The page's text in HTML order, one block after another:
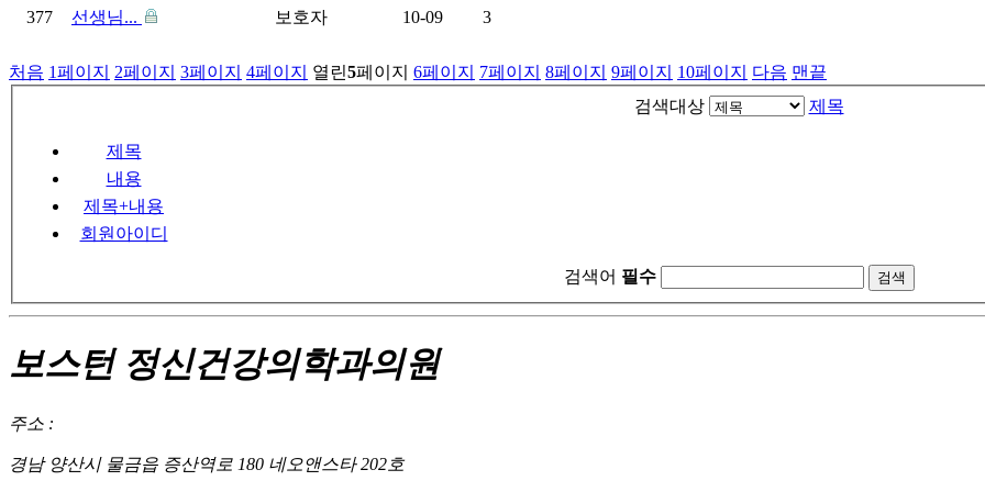
377
선생님... 보호자 10-09 3
처음 1페이지 2페이지 3페이지 4페이지 열린5페이지 6페이지 7페이지 8페이지 9페이지 10페이지 다음 맨끝
검색대상
제목
제목
내용
제목+내용
회원아이디
검색어 필수
보스턴 정신건강의학과의원
주소 :
경남 양산시 물금읍 증산역로 180 네오앤스타 202호